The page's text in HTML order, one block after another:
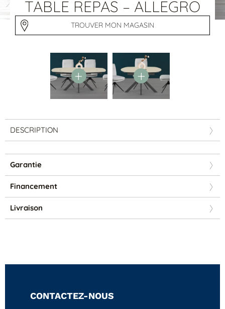
PAR FORME
Canapés avec méridienne
Canapés modulables
Tables repas
Tapis
Contemporain
TABLE REPAS – ALLEGRO
TROUVER MON MAGASIN
DESCRIPTION
Garantie
Financement
Livraison
CONTACTEZ-NOUS